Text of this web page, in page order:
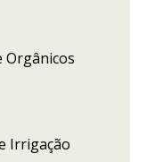
Orgânicos
Irrigação